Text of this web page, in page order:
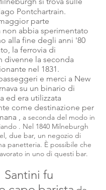
Pontchartrain.
parte
abbia sperimentato
alla fine degli anni '80
la ferrovia di
divenne la seconda
nel 1831.
e merci a New
su un binario di
ed era utilizzata
come destinazione per
, a seconda del modo in
. Nel 1840 Milneburgh
due bar, un negozio di
panetteria. È possibile che
in uno di questi bar.
Santini fu